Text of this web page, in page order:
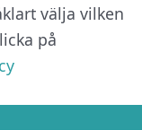
välja vilken
på